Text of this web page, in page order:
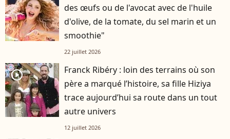
des œufs ou de l'avocat avec de l'huile
d'olive, de la tomate, du sel marin et un
smoothie"
22 juillet 2026
player2
Franck Ribéry : loin des terrains où son
père a marqué l’histoire, sa fille Hiziya
trace aujourd’hui sa route dans un tout
autre univers
12 juillet 2026